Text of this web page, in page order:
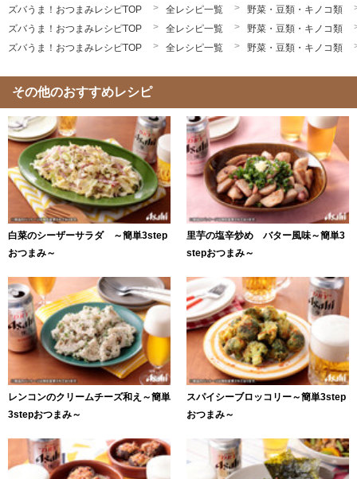
ズバうま！おつまみレシピTOP
全レシピ一覧
野菜・豆類・キノコ類
ズバうま！おつまみレシピTOP
全レシピ一覧
野菜・豆類・キノコ類
ズバうま！おつまみレシピTOP
全レシピ一覧 野菜・豆類・キノコ類
その他のおすすめレシピ
白菜のシーザーサラダ ～簡単3step
おつまみ～
里芋の塩辛炒め バター風味～簡単3
stepおつまみ～
レンコンのクリームチーズ和え～簡単
3stepおつまみ～
スパイシーブロッコリー～簡単3step
おつまみ～